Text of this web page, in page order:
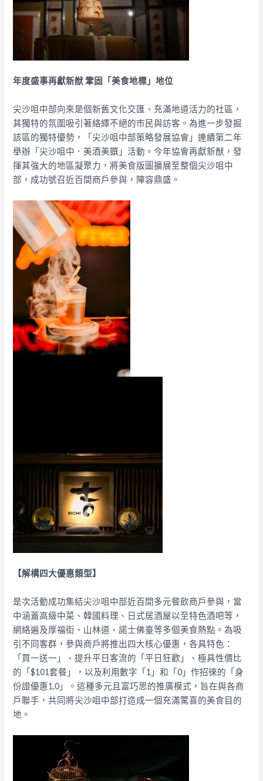
年度盛事再獻新猷 鞏固「美食地標」地位
尖沙咀中部向來是個新舊文化交匯、充滿地道活力的社區，
其獨特的氛圍吸引著絡繹不絕的市民與訪客。為進一步發掘
該區的獨特優勢，「尖沙咀中部策略發展協會」連續第二年
舉辦「尖沙咀中．美酒美饌」活動。今年協會再獻新猷，發
揮其強大的地區凝聚力，將美食版圖擴展至整個尖沙咀中
部，成功號召近百間商戶參與，陣容鼎盛。
【解構四大優惠類型】
是次活動成功集結尖沙咀中部近百間多元餐飲商戶參與，當
中涵蓋高級中菜、韓國料理、日式居酒屋以至特色酒吧等，
網絡遍及厚福街、山林道、諾士佛臺等多個美食熱點。為吸
引不同客群，參與商戶將推出四大核心優惠，各具特色：
「買一送一」、提升平日客流的「平日狂歡」、極具性價比
的「$101套餐」，以及利用數字「1」和「0」作招徠的「身
份證優惠1.0」。這種多元且富巧思的推廣模式，旨在與各商
戶聯手，共同將尖沙咀中部打造成一個充滿驚喜的美食目的
地。